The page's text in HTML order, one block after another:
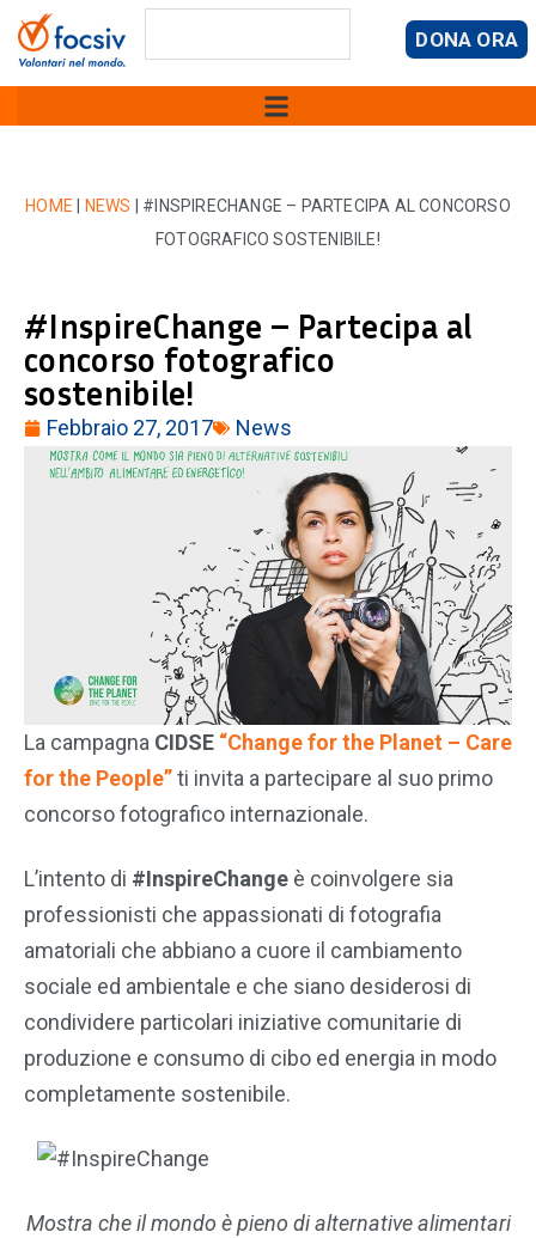
DONA ORA
HOME NEWS
#INSPIRECHANGE – PARTECIPA AL CONCORSO
FOTOGRAFICO SOSTENIBILE!
#InspireChange – Partecipa al
concorso fotografico
sostenibile!
Febbraio 27, 2017 News
La campagna CIDSE “Change for the Planet – Care
for the People”ti invita a partecipare al suo primo
concorso fotografico internazionale.
L’intento di #InspireChange è coinvolgere sia
professionisti che appassionati di fotografia
amatoriali che abbiano a cuore il cambiamento
sociale ed ambientale e che siano desiderosi di
condividere particolari iniziative comunitarie di
produzione e consumo di cibo ed energia in modo
completamente sostenibile.
Mostra che il mondo è pieno di alternative alimentari